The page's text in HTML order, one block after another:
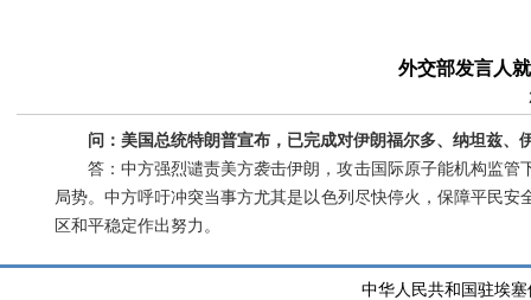
外交部发言人
问：美国总统特朗普宣布，已完成对伊朗福尔多、纳坦兹
答：中方强烈谴责美方袭击伊朗，攻击国际原子能机构监
局势。中方呼吁冲突当事方尤其是以色列尽快停火，保障平民
区和平稳定作出努力。
中华人民共和国驻埃